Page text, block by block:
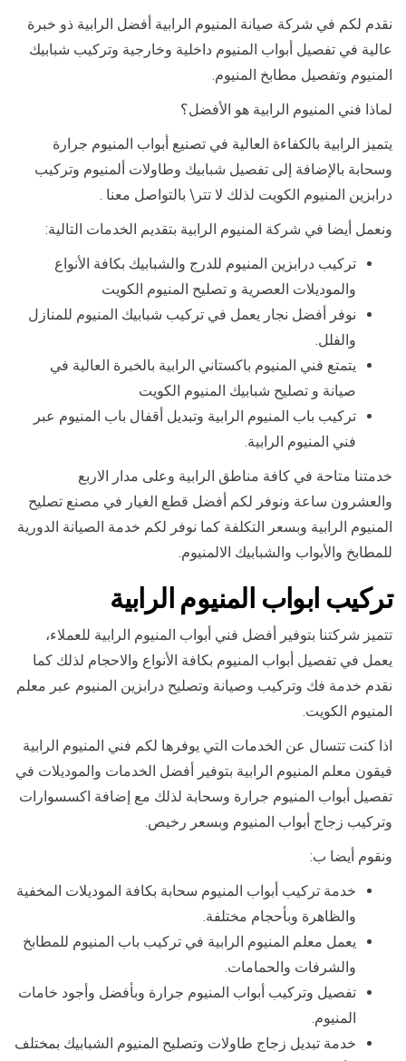
نقدم لكم في شركة صيانة المنيوم الرابية أفضل الرابية ذو خبرة
عالية في تفصيل أبواب المنيوم داخلية وخارجية وتركيب شبابيك
المنيوم وتفصيل مطابخ المنيوم.
لماذا فني المنيوم الرابية هو الأفضل؟
يتميز الرابية بالكفاءة العالية في تصنيع أبواب المنيوم جرارة
وسحابة بالإضافة إلى تفصيل شبابيك وطاولات ألمنيوم وتركيب
درابزين المنيوم الكويت لذلك لا تتر\ بالتواصل معنا .
ونعمل أيضا في شركة المنيوم الرابية بتقديم الخدمات التالية:
تركيب درابزين المنيوم للدرج والشبابيك بكافة الأنواع
والموديلات العصرية و تصليح المنيوم الكويت
نوفر أفضل نجار يعمل في تركيب شبابيك المنيوم للمنازل
والفلل.
يتمتع فني المنيوم باكستاني الرابية بالخبرة العالية في
صيانة و تصليح شبابيك المنيوم الكويت
تركيب باب المنيوم الرابية وتبديل أقفال باب المنيوم عبر
فني المنيوم الرابية.
خدمتنا متاحة في كافة مناطق الرابية وعلى مدار الاربع
والعشرون ساعة ونوفر لكم أفضل قطع الغيار في مصنع تصليح
المنيوم الرابية وبسعر التكلفة كما نوفر لكم خدمة الصيانة الدورية
للمطابخ والأبواب والشبابيك الالمنيوم.
تركيب ابواب المنيوم الرابية
تتميز شركتنا بتوفير أفضل فني أبواب المنيوم الرابية للعملاء،
يعمل في تفصيل أبواب المنيوم بكافة الأنواع والاحجام لذلك كما
نقدم خدمة فك وتركيب وصيانة وتصليح درابزين المنيوم عبر معلم
المنيوم الكويت.
اذا كنت تتسال عن الخدمات التي يوفرها لكم فني المنيوم الرابية
فيقون معلم المنيوم الرابية بتوفير أفضل الخدمات والموديلات في
تفصيل أبواب المنيوم جرارة وسحابة لذلك مع إضافة اكسسوارات
وتركيب زجاج أبواب المنيوم وبسعر رخيص.
ونقوم أيضا ب:
خدمة تركيب أبواب المنيوم سحابة بكافة الموديلات المخفية
والظاهرة وبأحجام مختلفة.
يعمل معلم المنيوم الرابية في تركيب باب المنيوم للمطابخ
والشرفات والحمامات.
تفصيل وتركيب أبواب المنيوم جرارة وبأفضل وأجود خامات
المنيوم.
خدمة تبديل زجاج طاولات وتصليح المنيوم الشبابيك بمختلف